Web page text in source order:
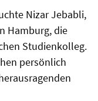
Nizar Jebabli,
Hamburg, die
Studienkolleg.
persönlich